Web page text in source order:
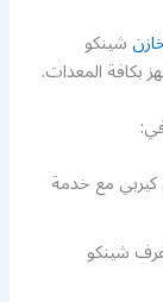
شينكو
المعدات.
مع خدمة
شينكو